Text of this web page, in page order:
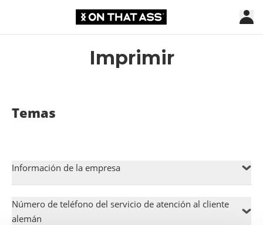
Imprimir
Temas
Información de la empresa
Número de teléfono del servicio de atención al cliente
alemán